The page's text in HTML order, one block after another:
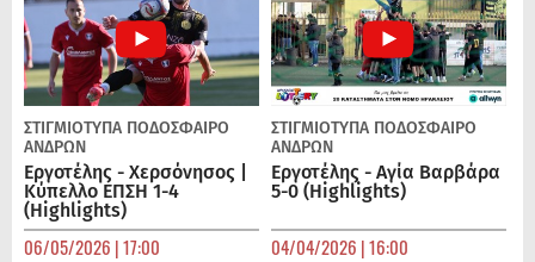
ΣΤΙΓΜΙΟΤΥΠΑ ΠΟΔΌΣΦΑΙΡΟ
ΑΝΔΡΏΝ
Εργοτέλης - Χερσόνησος |
Κύπελλο ΕΠΣΗ 1-4
(Highlights)
06/05/2026 | 17:00
ΣΤΙΓΜΙΟΤΥΠΑ ΠΟΔΌΣΦΑΙΡΟ
ΑΝΔΡΏΝ
Εργοτέλης - Αγία Βαρβάρα
5-0 (Highlights)
04/04/2026 | 16:00